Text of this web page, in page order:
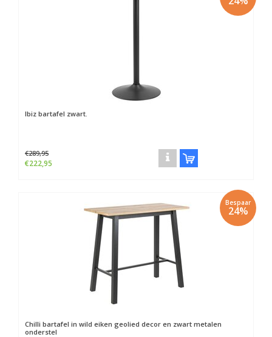
Ibiz bartafel zwart.
€289,95
€222,95
Bespaar
24%
Chilli bartafel in wild eiken geolied decor en zwart metalen
onderstel